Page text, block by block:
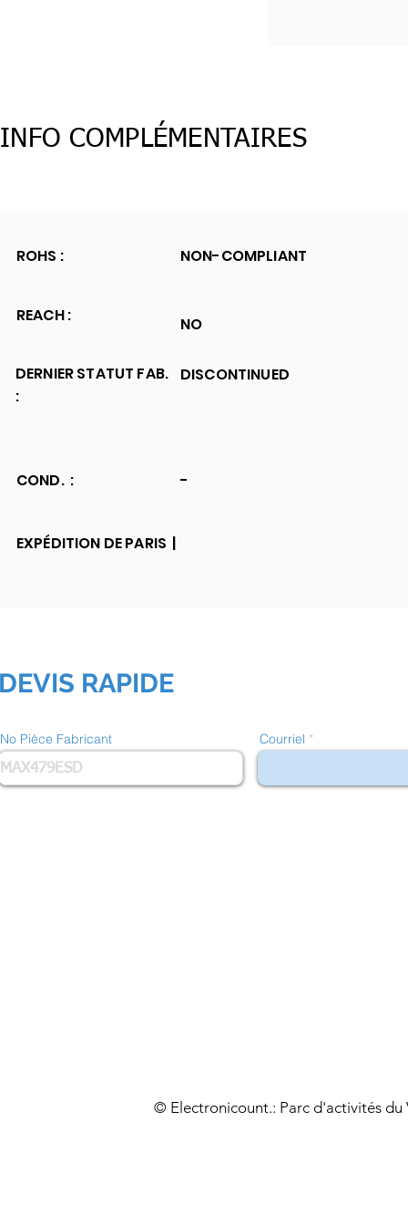
INFO COMPLÉMENTAIRES
ROHS : NON-COMPLIANT
REACH :
DERNIER STATUT FAB.
:
NO
DISCONTINUED
COND. : -
EXPÉDITION DE PARIS |
RAPIDE
No Pièce Fabricant Courriel
© Electronicount.: Parc d'activités du